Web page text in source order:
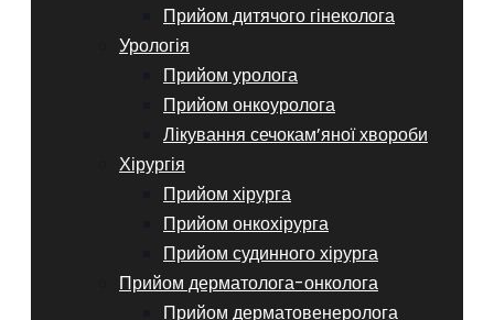
Прийом дитячого гінеколога
Урологія
Прийом уролога
Прийом онкоуролога
Лікування сечокам’яної хвороби
Хірургія
Прийом хірурга
Прийом онкохірурга
Прийом судинного хірурга
Прийом дерматолога-онколога
Прийом дерматовенеролога